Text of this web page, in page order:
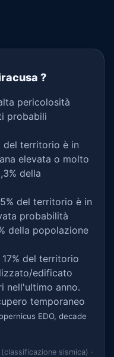
?
pericolosità
probabili
del territorio è in
elevata o molto
della
del territorio è in
probabilità
della popolazione
17% del territorio
edificato
nell'ultimo anno.
temporaneo
EDO, decade
sismica) ·